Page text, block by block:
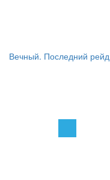
Вечный. Последний рейд